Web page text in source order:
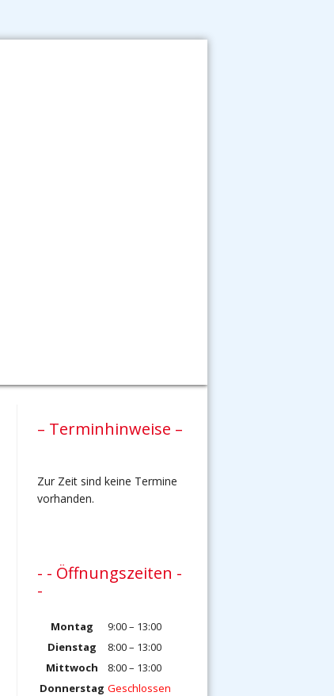
– Terminhinweise –
Zur Zeit sind keine Termine
vorhanden.
- - Öffnungszeiten -
-
Montag
9:00 – 13:00
Dienstag
8:00 – 13:00
Mittwoch
8:00 – 13:00
Donnerstag Geschlossen